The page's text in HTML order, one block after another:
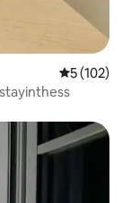
5 ud af 5 i
5 (102)